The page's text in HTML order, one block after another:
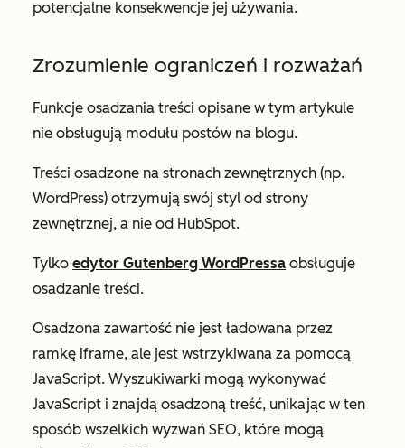
potencjalne konsekwencje jej używania.
Zrozumienie ograniczeń i rozważań
Funkcje osadzania treści opisane w tym artykule
nie obsługują modułu postów na blogu.
Treści osadzone na stronach zewnętrznych (np.
WordPress) otrzymują swój styl od strony
zewnętrznej, a nie od HubSpot.
Tylko edytor Gutenberg WordPressa obsługuje
osadzanie treści.
Osadzona zawartość nie jest ładowana przez
ramkę iframe, ale jest wstrzykiwana za pomocą
JavaScript. Wyszukiwarki mogą wykonywać
JavaScript i znajdą osadzoną treść, unikając w ten
sposób wszelkich wyzwań SEO, które mogą